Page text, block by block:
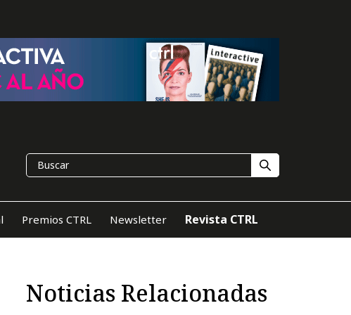
Premios CTRL Newsletter Revista CTRL
Noticias Relacionadas